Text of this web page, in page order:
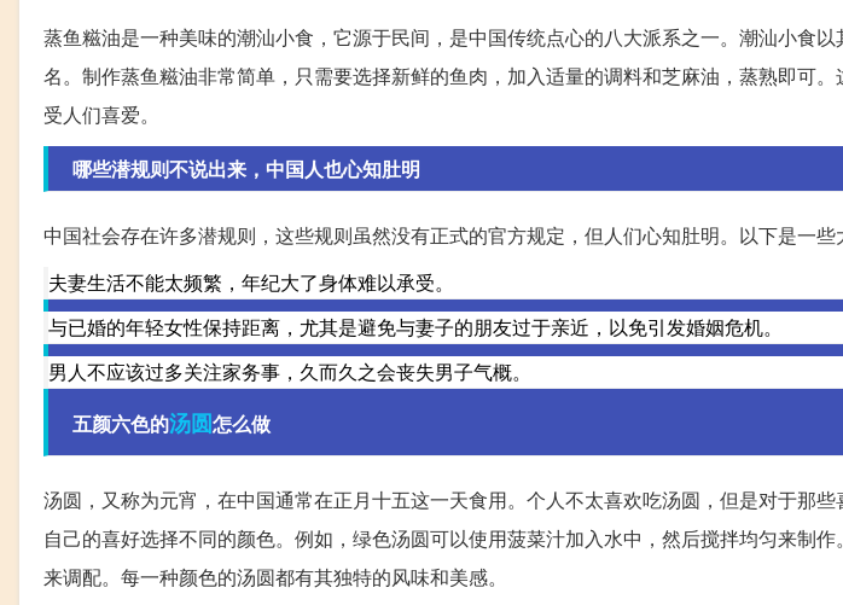
蒸鱼糍油是一种美味的潮汕小食，它源于民间，是中国传统点心的八大派系之一。潮汕小食
名。制作蒸鱼糍油非常简单，只需要选择新鲜的鱼肉，加入适量的调料和芝麻油，蒸熟即可
受人们喜爱。
哪些潜规则不说出来，中国人也心知肚明
中国社会存在许多潜规则，这些规则虽然没有正式的官方规定，但人们心知肚明。以下是一些
夫妻生活不能太频繁，年纪大了身体难以承受。
与已婚的年轻女性保持距离，尤其是避免与妻子的朋友过于亲近，以免引发婚姻危机。
男人不应该过多关注家务事，久而久之会丧失男子气概。
五颜六色的汤圆怎么做
汤圆，又称为元宵，在中国通常在正月十五这一天食用。个人不太喜欢吃汤圆，但是对于那
自己的喜好选择不同的颜色。例如，绿色汤圆可以使用菠菜汁加入水中，然后搅拌均匀来制
来调配。每一种颜色的汤圆都有其独特的风味和美感。